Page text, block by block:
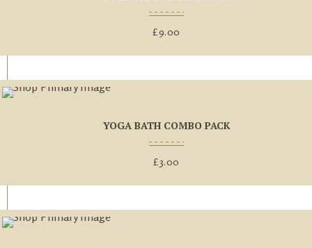
£9.00
YOGA BATH COMBO PACK
£3.00